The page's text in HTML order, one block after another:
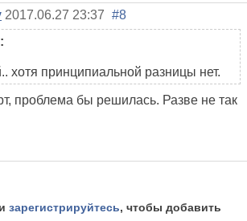
2017.06.27 23:37 #8
:
хотя принципиальной разницы нет.
проблема бы решилась. Разве не так
зарегистрируйтесь, чтобы добавить